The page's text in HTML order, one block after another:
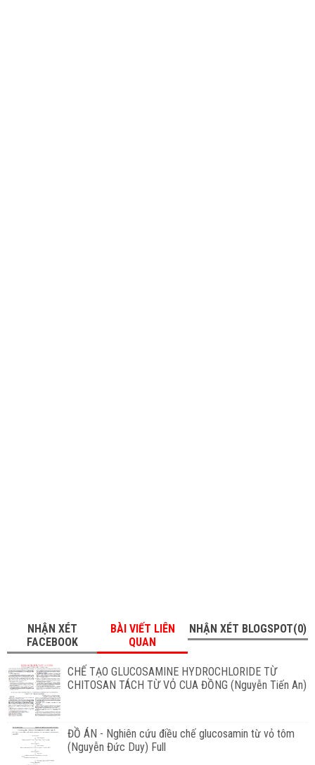
NHẬN XÉT
FACEBOOK
BÀI VIẾT LIÊN
QUAN
NHẬN XÉT BLOGSPOT(0)
CHẾ TẠO GLUCOSAMINE HYDROCHLORIDE TỪ
CHITOSAN TÁCH TỪ VỎ CUA ĐỒNG (Nguyễn Tiến An)
ĐỒ ÁN - Nghiên cứu điều chế glucosamin từ vỏ tôm
(Nguyễn Đức Duy) Full